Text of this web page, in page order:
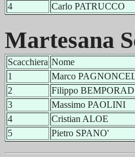
4
Carlo PATRUCCO
Martesana
Scacchiera Nome
1
Marco
2
Filippo BEMPORAD
3
Massimo PAOLINI
4
Cristian ALOE
5
Pietro SPANO'